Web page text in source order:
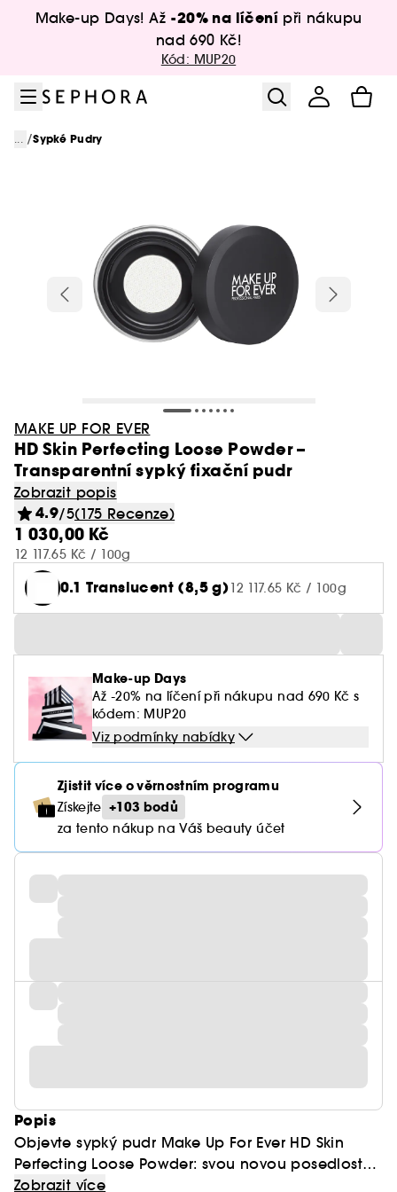
Přejít na hlavní obsah
Make-up Days! Až -20% na líčení při nákupu
nad 690 Kč!
Kód: MUP20
... /Sypké Pudry
MAKE UP FOR EVER
HD Skin Perfecting Loose Powder –
Transparentní sypký fixační pudr
Zobrazit popis
4.9/5(175 Recenze)
1 030,00 Kč
12 117.65 Kč / 100g
0.1 Translucent (8,5 g)12 117.65 Kč / 100g
Make-up Days
Až -20% na líčení při nákupu nad 690 Kč s
kódem: MUP20
Viz podmínky nabídky
Zjistit více o věrnostním programu
Získejte +103 bodů
za tento nákup na Váš beauty účet
Popis
Objevte sypký pudr Make Up For Ever HD Skin
Perfecting Loose Powder: svou novou posedlost
pro krásnou pleť!
Ultralehké a vzdušné složení nové generace
Zobrazit více